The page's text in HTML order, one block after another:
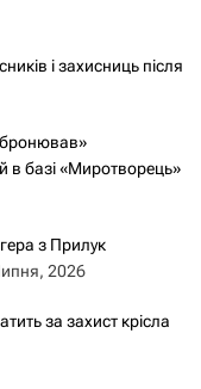
і захисниць після
в базі «Миротворець»
з Прилук
2026
за захист крісла